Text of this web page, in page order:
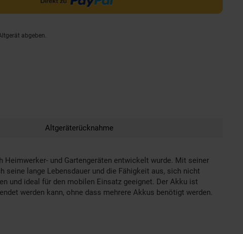
abgeben.
Altgeräterücknahme
und Gartengeräten entwickelt wurde. Mit seiner
seine lange Lebensdauer und die Fähigkeit aus, sich nicht
und ideal für den mobilen Einsatz geeignet. Der Akku ist
werden kann, ohne dass mehrere Akkus benötigt werden.